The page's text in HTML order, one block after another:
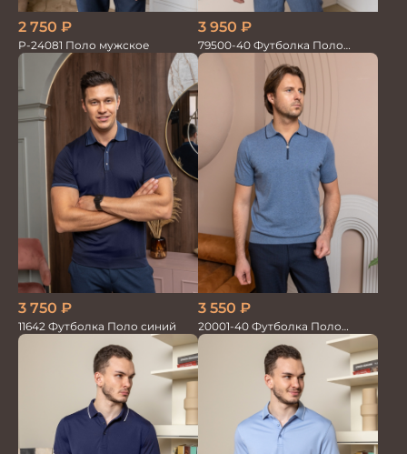
2 750 ₽
P-24081 Поло мужское
3 950 ₽
79500-40 Футболка Поло
синий
3 750 ₽
11642 Футболка Поло синий
3 550 ₽
20001-40 Футболка Поло
синий